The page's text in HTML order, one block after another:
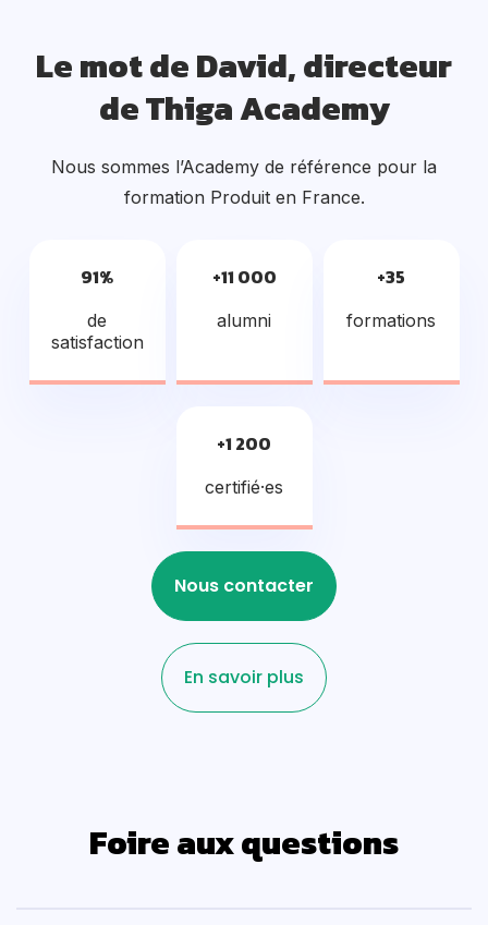
Le mot de David, directeur
de Thiga Academy
Nous sommes l’Academy de référence pour la
formation Produit en France.
91%
de
satisfaction
+11 000
alumni
+35
formations
+1 200
certifié·es
Nous contacter
En savoir plus
Foire aux questions